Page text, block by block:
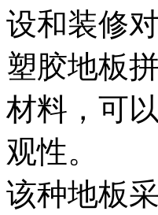
设和装修
塑胶地板
材料，可
观性。
该种地板